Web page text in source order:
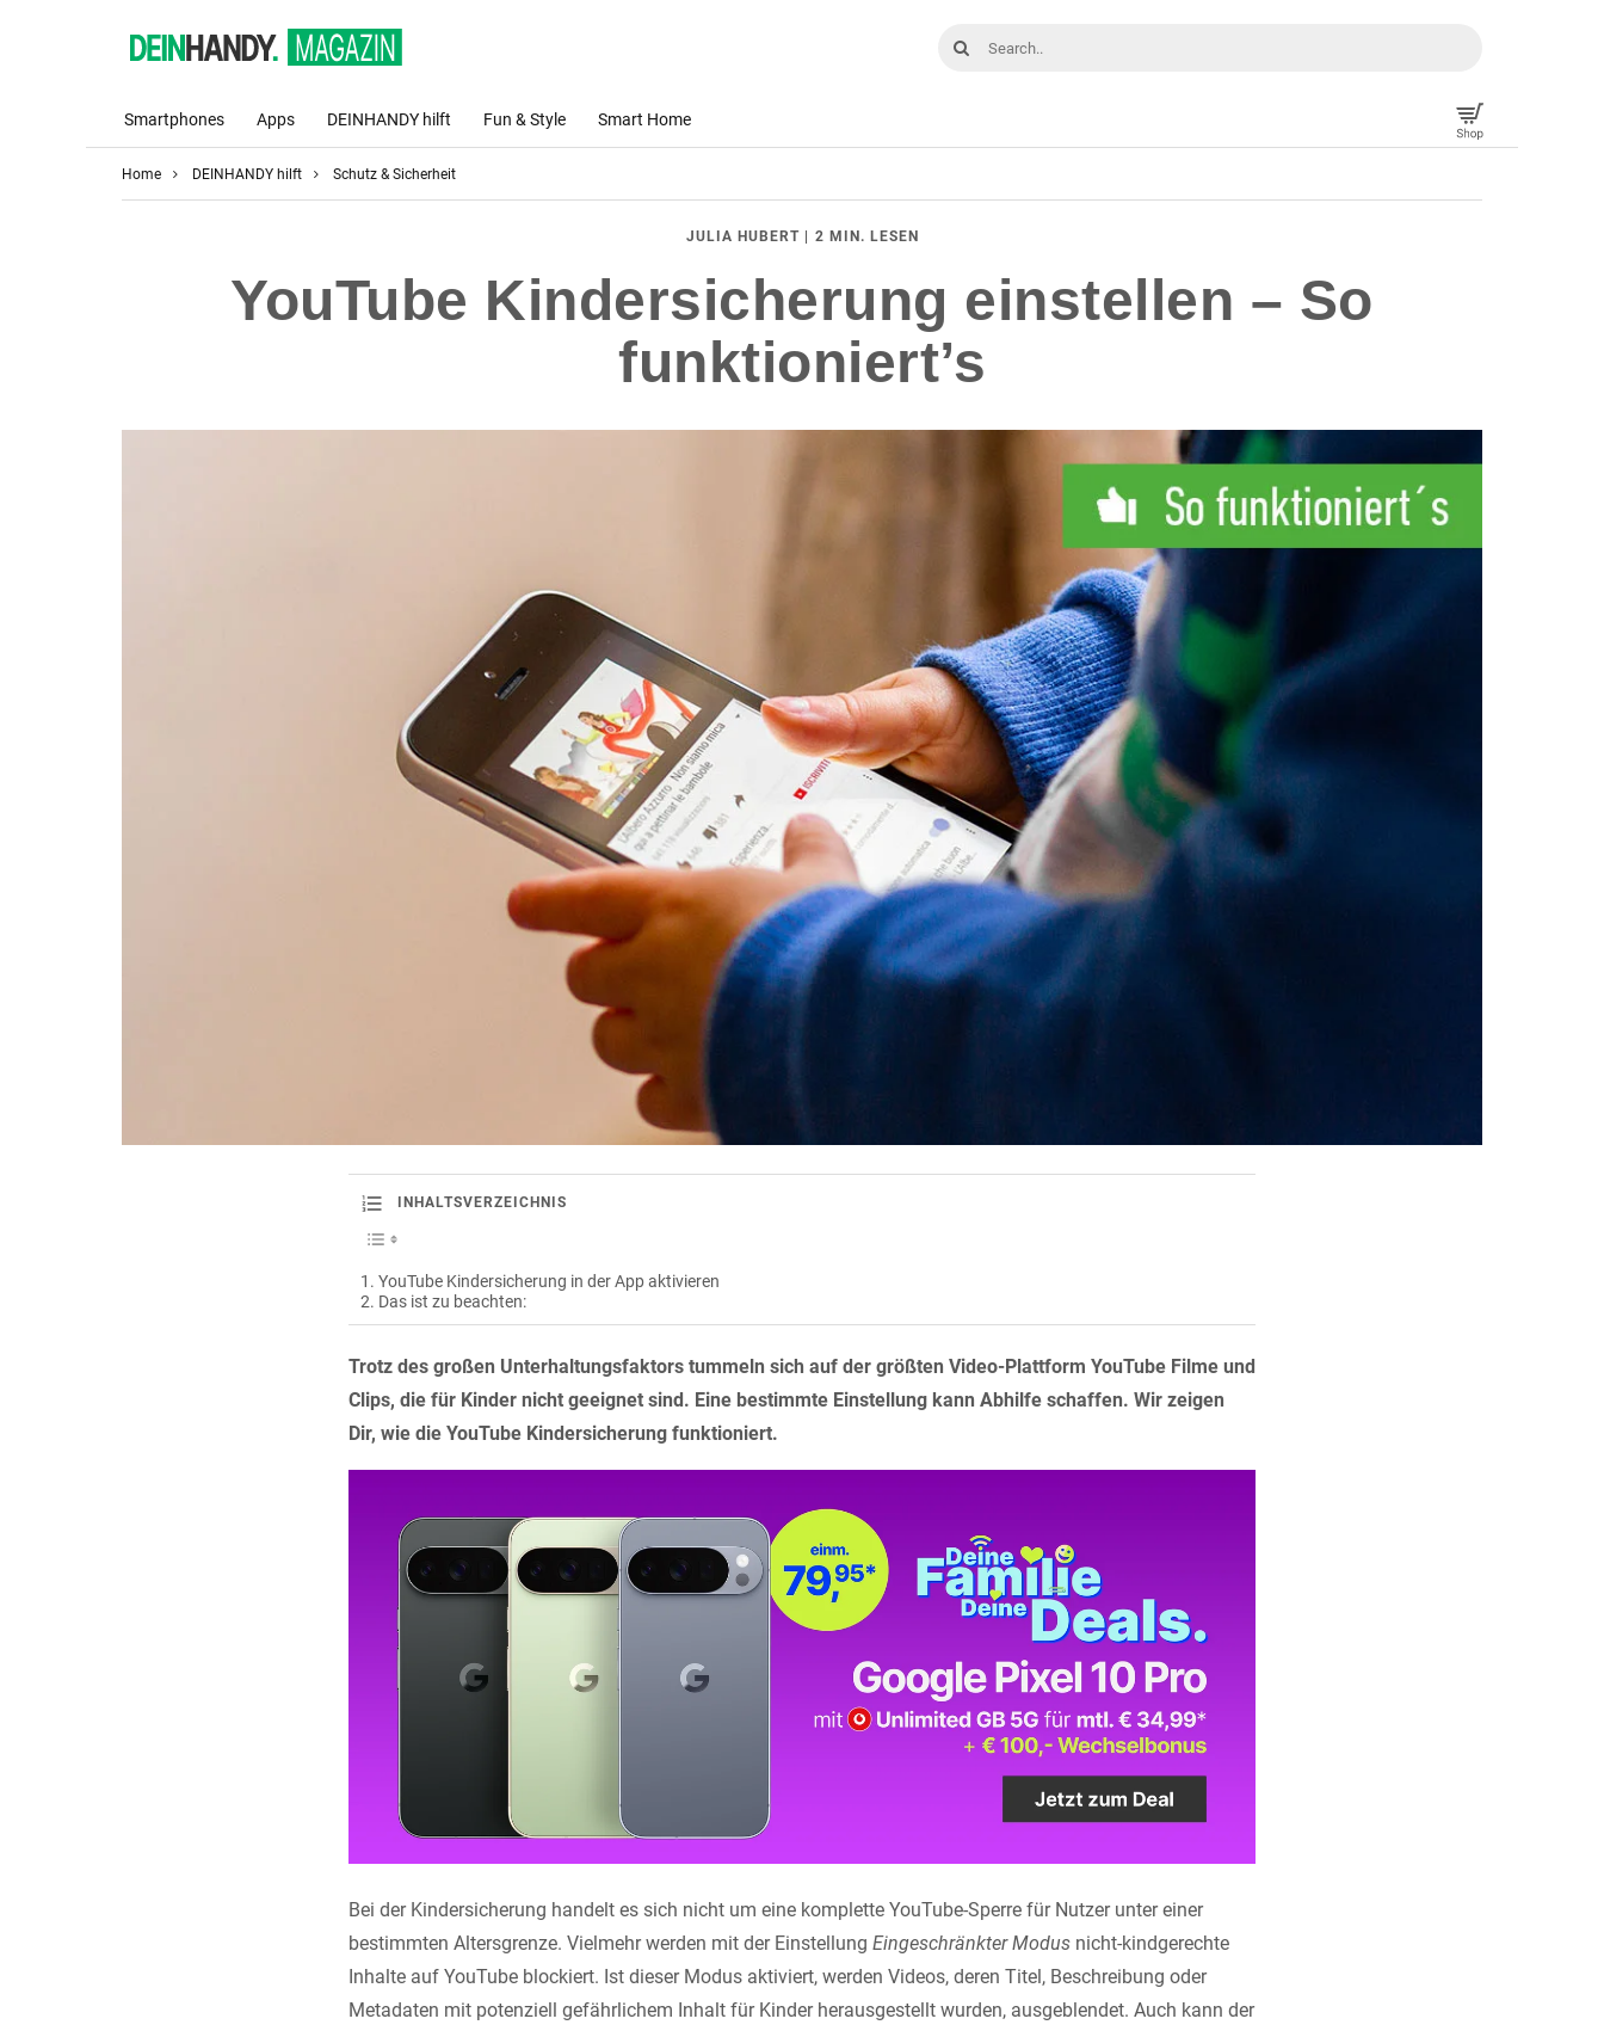
Smartphones Apps DEINHANDY hilft Fun & Style Smart Home
Home DEINHANDY hilft Schutz & Sicherheit
JULIA HUBERT| 2 MIN. LESEN
YouTube Kindersicherung einstellen – So
funktioniert’s
INHALTSVERZEICHNIS
YouTube Kindersicherung in der App aktivieren
Das ist zu beachten:
Trotz des großen Unterhaltungsfaktors tummeln sich auf der größten Video-Plattform YouTube Filme und
Clips, die für Kinder nicht geeignet sind. Eine bestimmte Einstellung kann Abhilfe schaffen. Wir zeigen
Dir, wie die YouTube Kindersicherung funktioniert.
Bei der Kindersicherung handelt es sich nicht um eine komplette YouTube-Sperre für Nutzer unter einer
bestimmten Altersgrenze. Vielmehr werden mit der Einstellung Eingeschränkter Modus nicht-kindgerechte
Inhalte auf YouTube blockiert. Ist dieser Modus aktiviert, werden Videos, deren Titel, Beschreibung oder
Metadaten mit potenziell gefährlichem Inhalt für Kinder herausgestellt wurden, ausgeblendet. Auch kann der